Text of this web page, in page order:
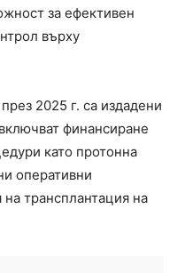
за ефективен
върху
2025 г. са издадени
финансиране
като протонна
оперативни
трансплантация на